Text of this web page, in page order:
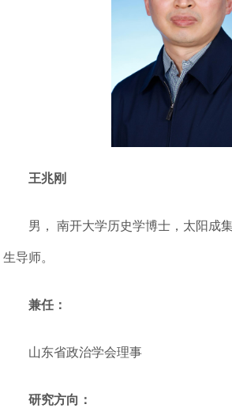
王兆刚
男， 南开大学历史学博士，太阳成
生导师。
兼任：
山东省政治学会理事
研究方向：